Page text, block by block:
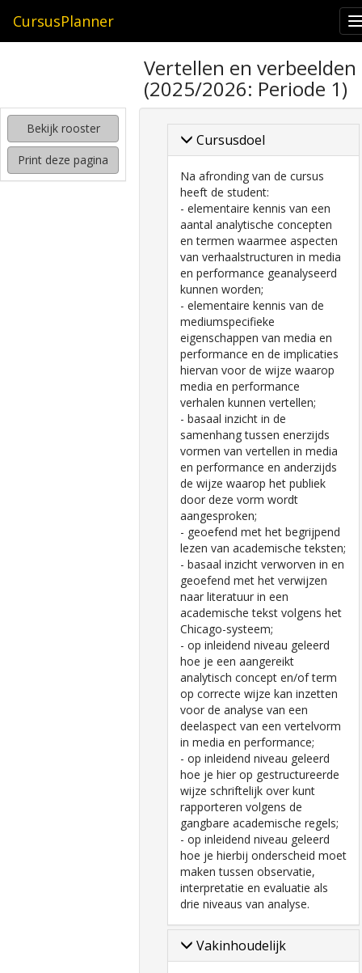
CursusPlanner
kijken
hoe
mijn
rooster
Vertellen en verbeelden
(2025/2026: Periode 1)
Bekijk rooster
Print deze pagina
Cursusdoel
Na afronding van de cursus
heeft de student:
- elementaire kennis van een
aantal analytische concepten
en termen waarmee aspecten
van verhaalstructuren in media
en performance geanalyseerd
kunnen worden;
- elementaire kennis van de
mediumspecifieke
eigenschappen van media en
performance en de implicaties
hiervan voor de wijze waarop
media en performance
verhalen kunnen vertellen;
- basaal inzicht in de
samenhang tussen enerzijds
vormen van vertellen in media
en performance en anderzijds
de wijze waarop het publiek
door deze vorm wordt
aangesproken;
- geoefend met het begrijpend
lezen van academische teksten;
- basaal inzicht verworven in en
geoefend met het verwijzen
naar literatuur in een
academische tekst volgens het
Chicago-systeem;
- op inleidend niveau geleerd
hoe je een aangereikt
analytisch concept en/of term
op correcte wijze kan inzetten
voor de analyse van een
deelaspect van een vertelvorm
in media en performance;
- op inleidend niveau geleerd
hoe je hier op gestructureerde
wijze schriftelijk over kunt
rapporteren volgens de
gangbare academische regels;
- op inleidend niveau geleerd
hoe je hierbij onderscheid moet
maken tussen observatie,
interpretatie en evaluatie als
drie niveaus van analyse.
Vakinhoudelijk